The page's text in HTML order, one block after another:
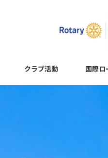
クラブ活動 国際ロ